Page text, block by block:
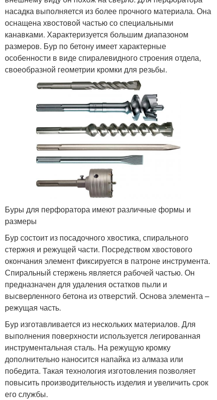
насадка выполняется из более прочного материала. Она
оснащена хвостовой частью со специальными
канавками. Характеризуется большим диапазоном
размеров. Бур по бетону имеет характерные
особенности в виде спиралевидного строения отдела,
своеобразной геометрии кромки для резьбы.
Буры для перфоратора имеют различные формы и
размеры
Бур состоит из посадочного хвостика, спирального
стержня и режущей части. Посредством хвостового
окончания элемент фиксируется в патроне инструмента.
Спиральный стержень является рабочей частью. Он
предназначен для удаления остатков пыли и
высверленного бетона из отверстий. Основа элемента –
режущая часть.
Бур изготавливается из нескольких материалов. Для
выполнения поверхности используется легированная
инструментальная сталь. На режущую кромку
дополнительно наносится напайка из алмаза или
победита. Такая технология изготовления позволяет
повысить производительность изделия и увеличить срок
его службы.